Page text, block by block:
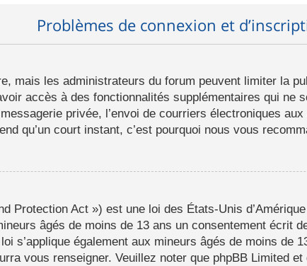
Problèmes de connexion et
mais les administrateurs du forum peuvent limiter la
accès à des fonctionnalités supplémentaires qui ne
privée, l’envoi de courriers électroniques
qu’un court instant, c’est pourquoi nous vous
Protection Act ») est une loi des États-Unis
âgés de moins de 13 ans un consentement écrit
s’applique également aux mineurs âgés de moins de
vous renseigner. Veuillez noter que phpBB Limited